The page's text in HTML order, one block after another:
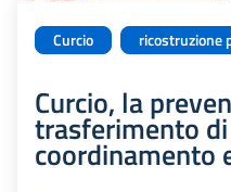
Curcio ricostruzione
Curcio, la
trasferimento
coordinamento